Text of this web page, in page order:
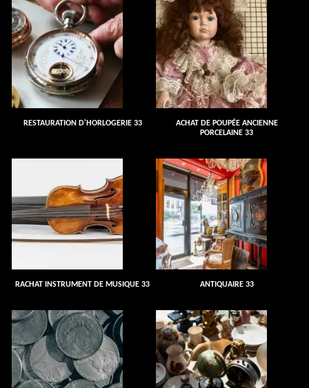
RESTAURATION D'HORLOGERIE 33
ACHAT DE POUPÉE ANCIENNE
PORCELAINE 33
RACHAT INSTRUMENT DE MUSIQUE 33 ANTIQUAIRE 33